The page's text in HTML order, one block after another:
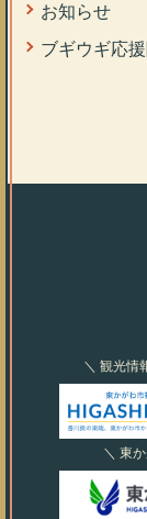
お知らせ
ブギウギ応
＼ 観光情
＼ 東